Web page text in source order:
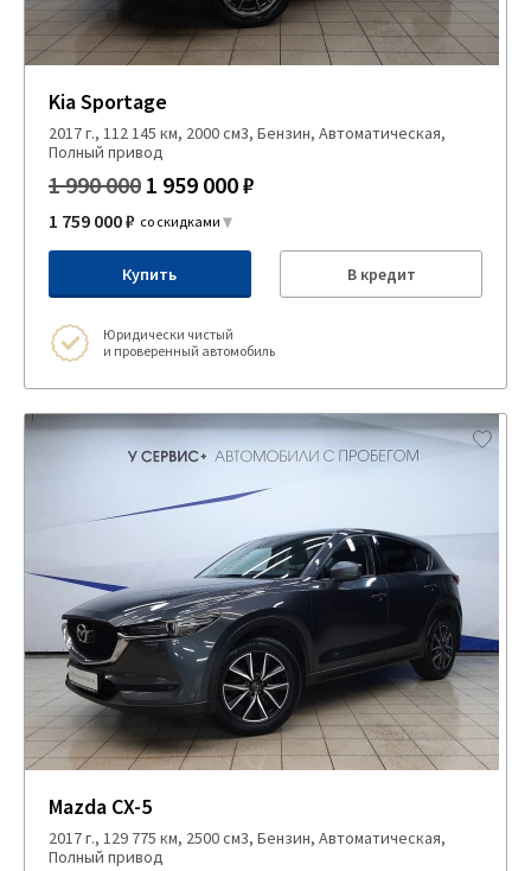
Kia Sportage
2017 г., 112 145 км, 2000 см3, Бензин, Автоматическая,
Полный привод
1 990 000 1 959 000 ₽
1 759 000 ₽ со скидками
Купить В кредит
Юридически чистый
и проверенный автомобиль
Mazda CX-5
2017 г., 129 775 км, 2500 см3, Бензин, Автоматическая,
Полный привод